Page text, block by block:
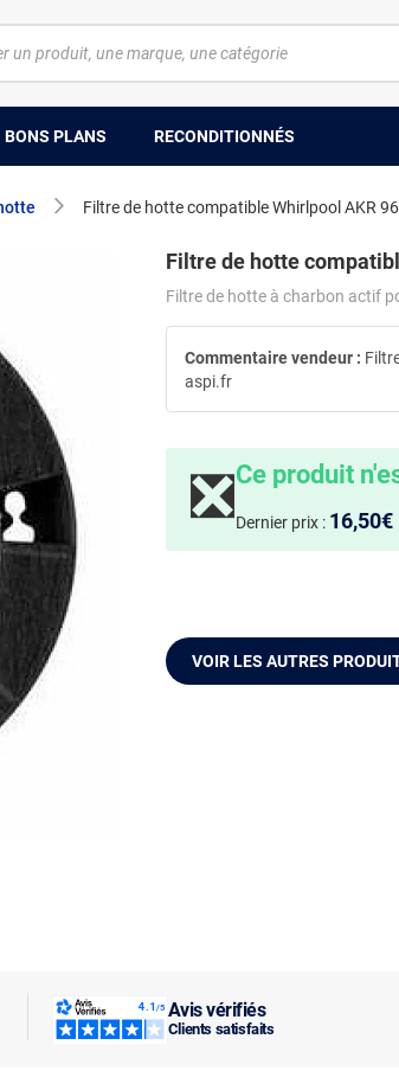
BONS PLANS RECONDITIONNÉS
Filtre de hotte compatible Whirlpool AKR
Avis vérifiés
Clients satisfaits
Filtre de hotte
Filtre de hotte à charbon actif
Commentaire vendeur :
aspi.fr
❎Ce produit
Dernier prix : 16,50€
VOIR LES AUTRES